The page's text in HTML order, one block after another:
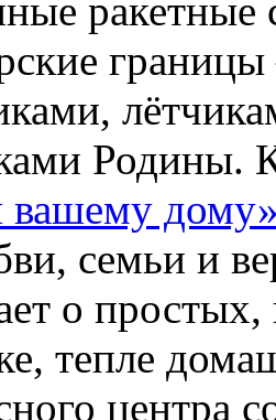
ракетные
Родины.
вашему
семьи и
о
тепле
центра